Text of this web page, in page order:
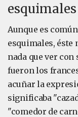
esquimales
Aunque es
esquimales, éste
nada que ver con
fueron los
acuñar la
significaba
"comedor de